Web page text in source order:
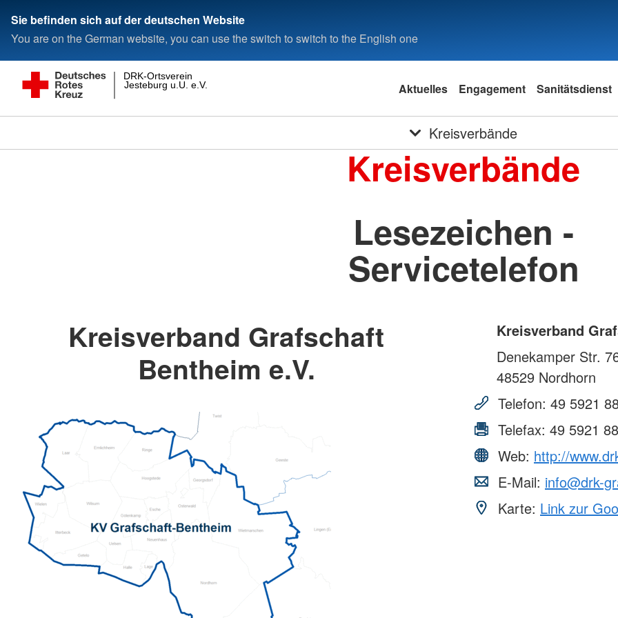
Sie befinden sich auf der deutschen Website
You are on the German website, you can use the switch to switch to the English one
Jesteburg u.U. e.V.
DRK-Ortsverein
Aktuelles Engagement Sanitätsdienst
Kreisverbände
Kreisverbände
Lesezeichen -
Servicetelefon
Kreisverband Grafschaft
Bentheim e.V.
Kreisverband
Denekamper Str.
48529 Nordhorn
Telefon: 49 5921
Telefax: 49 5921
Web: http://
E-Mail: info@drk-
Karte: Link zur